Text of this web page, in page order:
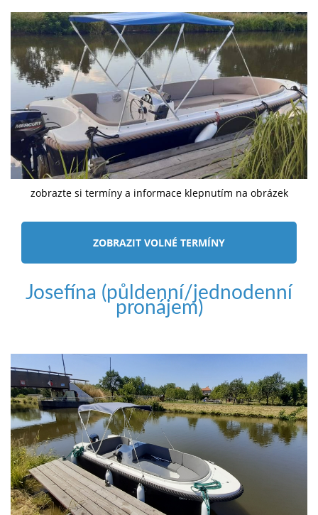
zobrazte si termíny a informace klepnutím na obrázek
ZOBRAZIT VOLNÉ TERMÍNY
Josefína (půldenní/jednodenní
pronájem)